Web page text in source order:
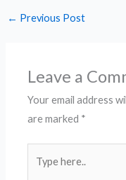
← Previous Post
Leave a
Your email address
are marked *
here..